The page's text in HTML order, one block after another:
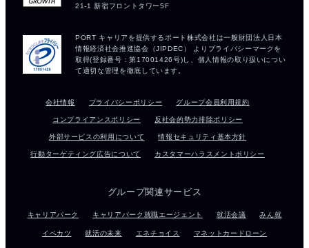
会社情報 プライバシーポリシー グループ会員利用規約
コンプライアンスポリシー 反社会的勢力排除ポリシー
外部サービスの利用について 情報セキュリティ基本方針
行動ターゲティング広告について カスタマーハラスメントポリシー